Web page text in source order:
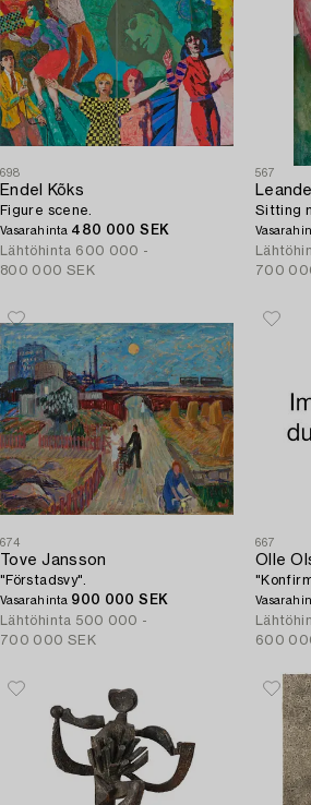
698
Endel Kõks
Figure scene.
Vasarahinta 480 000 SEK
Lähtöhinta 600 000 -
800 000 SEK
567
Sitting
700
674
Tove Jansson
"Förstadsvy".
Vasarahinta 900 000 SEK
Lähtöhinta 500 000 -
700 000 SEK
667
Olle
600